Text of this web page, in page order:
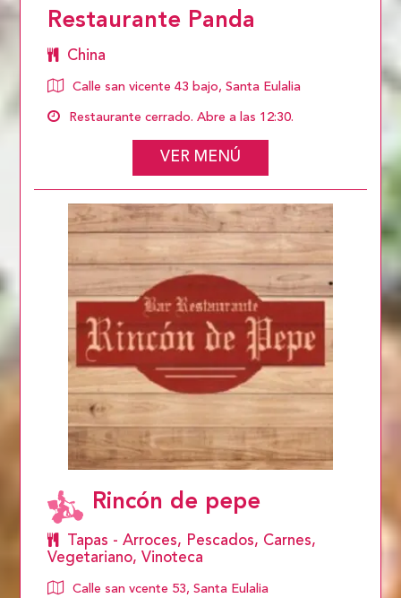
Restaurante Panda
China
Calle san vicente 43 bajo, Santa Eulalia
Restaurante cerrado. Abre a las 12:30.
VER MENÚ
Rincón de pepe
Tapas - Arroces, Pescados, Carnes,
Vegetariano, Vinoteca
Calle san vcente 53, Santa Eulalia